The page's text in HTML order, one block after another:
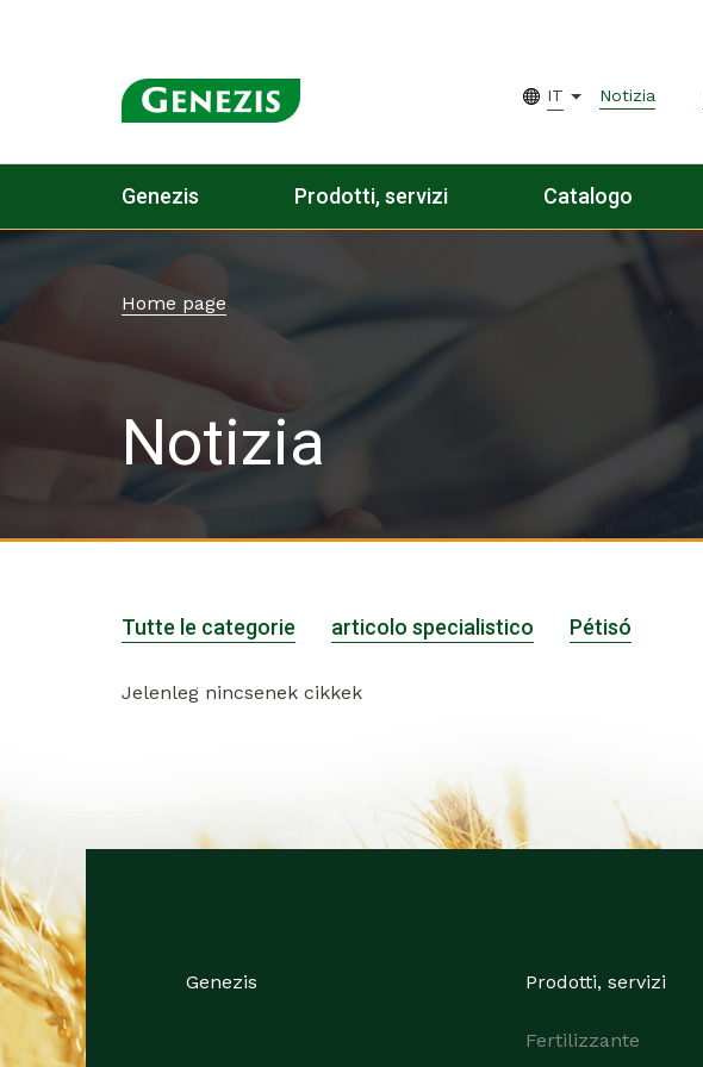
IT Notizia
Genezis Prodotti, servizi Catalogo
Home page
Notizia
Tutte le categorie articolo specialistico Pétisó
Jelenleg nincsenek cikkek
Genezis Prodotti, servizi
Fertilizzante